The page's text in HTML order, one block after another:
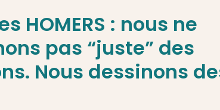
HOMERS : nous ne
pas “juste” des
Nous dessinons